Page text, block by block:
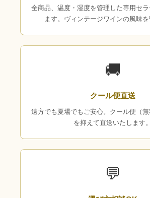
全商品、温度・湿度を管理した専用セ
ます。ヴィンテージワインの風味を
🚚
クール便直送
遠方でも夏場でもご安心。クール便（
を抑えて直送いたします。
💬